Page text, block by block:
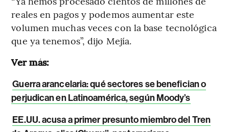
reales en pagos y podemos aumentar este
volumen muchas veces con la base tecnológica
que ya tenemos”, dijo Mejía.
Ver más:
Guerra arancelaria: qué sectores se benefician o
perjudican en Latinoamérica, según Moody’s
EE.UU. acusa a primer presunto miembro del Tren